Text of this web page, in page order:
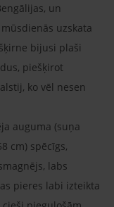
un
uzskata
bijusi plaši
piešķirot
ko vēl nesen
auguma (suņa
cm) spēcīgs,
labs
pieres labi izteikta